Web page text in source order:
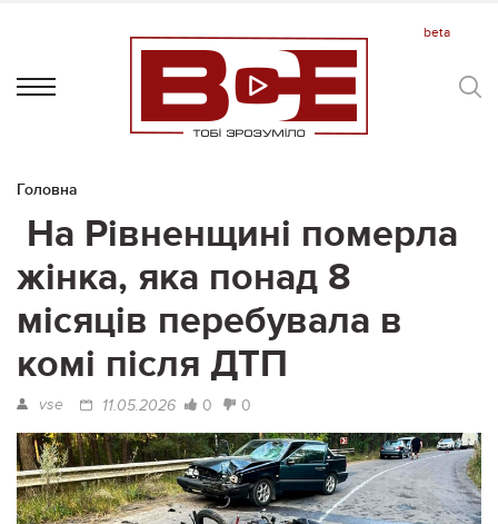
Головна
На Рівненщині померла
жінка, яка понад 8
місяців перебувала в
комі після ДТП
vse 11.05.2026 0 0